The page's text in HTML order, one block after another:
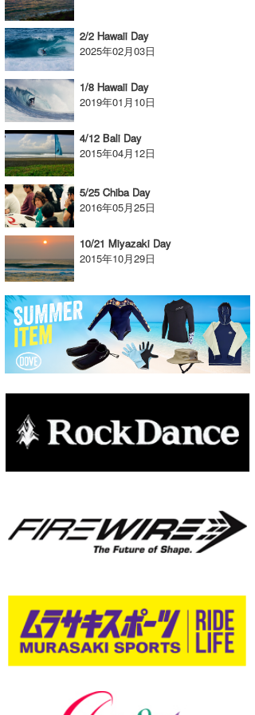
2/2 Hawaii Day
2025年02月03日
1/8 Hawaii Day
2019年01月10日
4/12 Bali Day
2015年04月12日
5/25 Chiba Day
2016年05月25日
10/21 Miyazaki Day
2015年10月29日